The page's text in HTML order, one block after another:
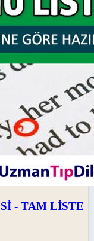
- TAM LİSTE